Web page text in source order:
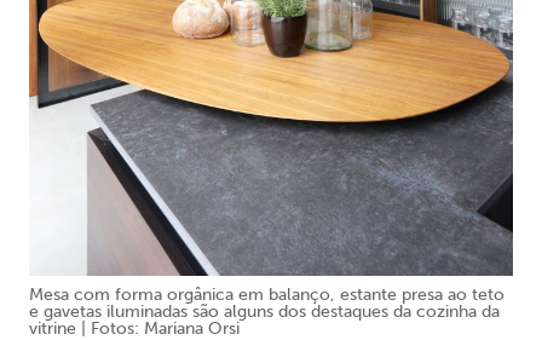
Mesa com forma orgânica em balanço, estante presa ao teto
e gavetas iluminadas são alguns dos destaques da cozinha da
vitrine | Fotos: Mariana Orsi